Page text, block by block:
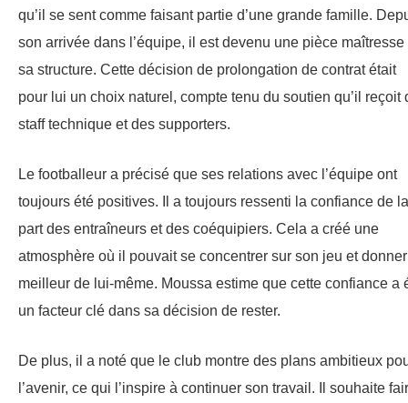
qu’il se sent comme faisant partie d’une grande famille.
son arrivée dans l’équipe, il est devenu une pièce maîtresse
sa structure. Cette décision de prolongation de contrat était
pour lui un choix naturel, compte tenu du soutien qu’il reçoit
staff technique et des supporters.
Le footballeur a précisé que ses relations avec l’équipe ont
toujours été positives. Il a toujours ressenti la confiance de la
part des entraîneurs et des coéquipiers. Cela a créé une
atmosphère où il pouvait se concentrer sur son jeu et
meilleur de lui-même. Moussa estime que cette confiance a
un facteur clé dans sa décision de rester.
De plus, il a noté que le club montre des plans ambitieux
l’avenir, ce qui l’inspire à continuer son travail. Il souhaite